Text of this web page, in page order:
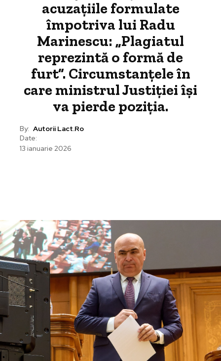
acuzațiile formulate
împotriva lui Radu
Marinescu: „Plagiatul
reprezintă o formă de
furt”. Circumstanțele în
care ministrul Justiției își
va pierde poziția.
By: Autorii Lact.ro
Date:
13 ianuarie 2026